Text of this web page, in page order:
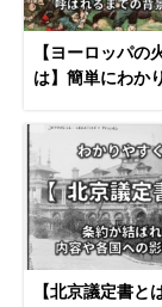
【ヨーロッパの
は】簡単にわか
歴史など
【北京議定書と